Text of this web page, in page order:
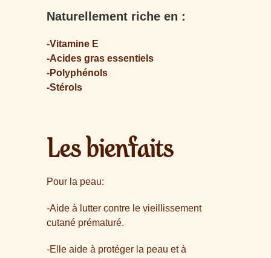
Naturellement riche en :
-Vitamine E
-Acides gras essentiels
-Polyphénols
-Stérols
Les bienfaits
Pour la peau:
-Aide à lutter contre le vieillissement
cutané prématuré.
-Elle aide à protéger la peau et à